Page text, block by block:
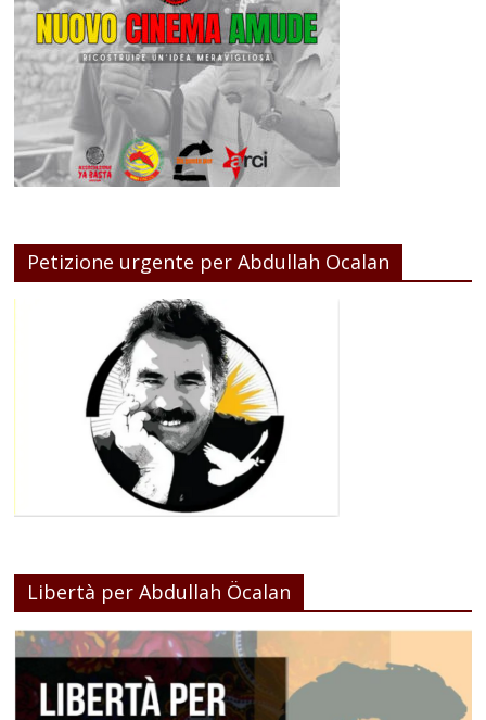
Petizione urgente per Abdullah Ocalan
Libertà per Abdullah Öcalan